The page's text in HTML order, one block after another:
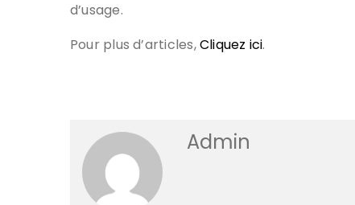
d’usage.
Pour plus d’articles,Cliquez ici.
Admin